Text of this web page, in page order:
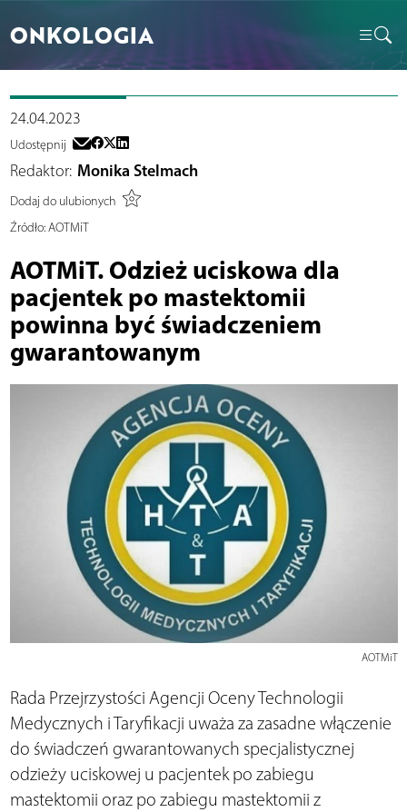
ONKOLOGIA
24.04.2023
Udostępnij
Redaktor: Monika Stelmach
Dodaj do ulubionych
Źródło:AOTMiT
AOTMiT. Odzież uciskowa dla
pacjentek po mastektomii
powinna być świadczeniem
gwarantowanym
AOTMiT
Rada Przejrzystości Agencji Oceny Technologii
Medycznych i Taryfikacji uważa za zasadne włączenie
do świadczeń gwarantowanych specjalistycznej
odzieży uciskowej u pacjentek po zabiegu
mastektomii oraz po zabiegu mastektomii z